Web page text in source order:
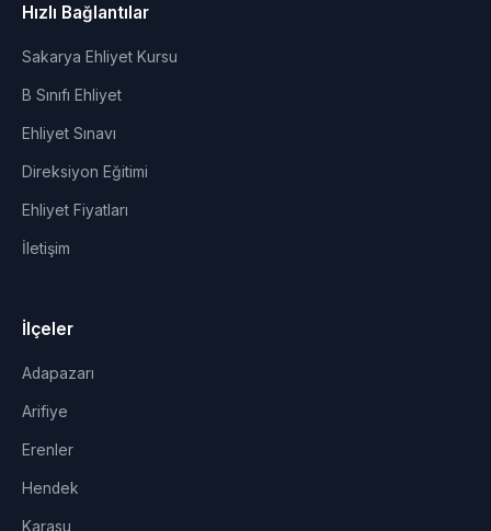
Hızlı Bağlantılar
Sakarya Ehliyet Kursu
B Sınıfı Ehliyet
Ehliyet Sınavı
Direksiyon Eğitimi
Ehliyet Fiyatları
İletişim
İlçeler
Adapazarı
Arifiye
Erenler
Hendek
Karasu